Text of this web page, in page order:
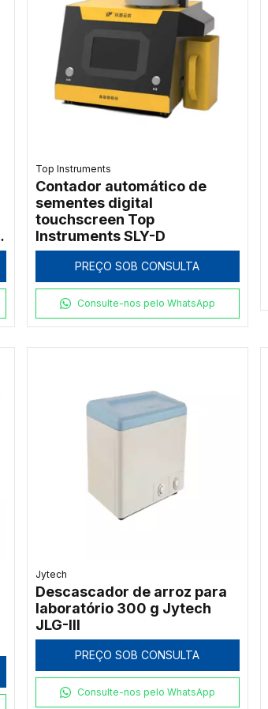
Top Instruments
Contador automático de
sementes digital
touchscreen Top
Instruments SLY-D
PREÇO SOB CONSULTA
Consulte-nos pelo WhatsApp
Jytech
Descascador de arroz para
laboratório 300 g Jytech
JLG-III
PREÇO SOB CONSULTA
Consulte-nos pelo WhatsApp